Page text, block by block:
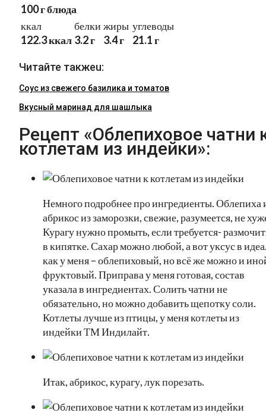
100 г блюда
ккал
122.3 ккал
белки
3.2 г
жиры
3.4 г
углеводы
21.1 г
Читайте такжеu:
Соус из свежего базилика и томатов
Вкусный маринад для шашлыка
Рецепт «Облепиховое чатни
котлетам из индейки»:
Немного подробнее про ингредиенты. Облепиха
абрикос из заморозки, свежие, разумеется, не
Курагу нужно промыть, если требуется-
в кипятке. Сахар можно любой, а вот уксус в
как у меня – облепиховый, но всё же можно и
фруктовый. Приправа у меня готовая, состав
указала в ингредиентах. Солить чатни не
обязательно, но можно добавить щепотку соли.
Котлеты лучше из птицы, у меня котлеты из
индейки ТМ Индилайт.
Итак, абрикос, курагу, лук порезать.